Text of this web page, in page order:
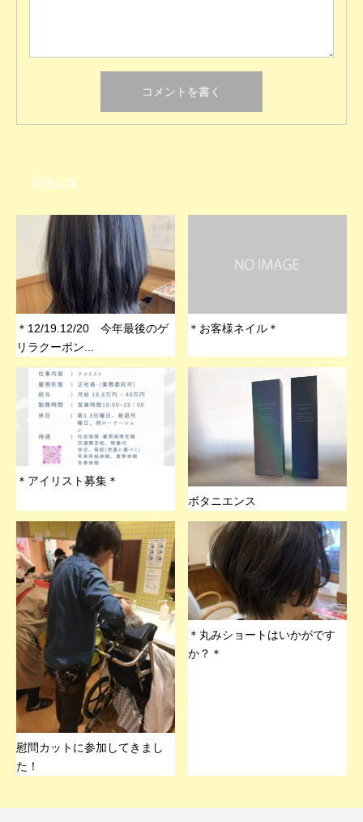
関連記事
＊12/19.12/20 今年最後のゲ
リラクーポン...
＊お客様ネイル＊
＊アイリスト募集＊
ボタニエンス
慰問カットに参加してきまし
た！
＊丸みショートはいかがです
か？＊